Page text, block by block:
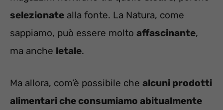
selezionate alla fonte. La Natura, come
sappiamo, può essere molto affascinante,
ma anche letale.
Ma allora, com’è possibile che alcuni prodotti
alimentari che consumiamo abitualmente